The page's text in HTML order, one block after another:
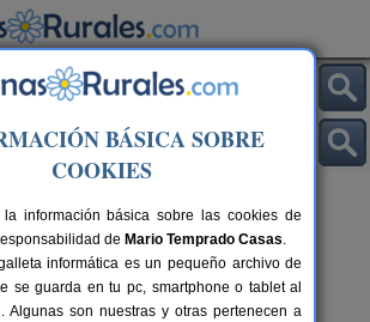
cerca de Elgeta
BÁSICA SOBRE
COOKIES
la información básica sobre las cookies de
de Mario Temprado Casas.
informática es un pequeño archivo de
se guarda en tu pc, smartphone o tablet al
Algunas son nuestras y otras pertenecen a